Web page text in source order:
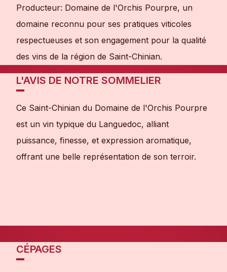
Producteur: Domaine de l'Orchis Pourpre, un
domaine reconnu pour ses pratiques viticoles
respectueuses et son engagement pour la qualité
des vins de la région de Saint-Chinian.
L'AVIS DE NOTRE SOMMELIER
Ce Saint-Chinian du Domaine de l'Orchis Pourpre
est un vin typique du Languedoc, alliant
puissance, finesse, et expression aromatique,
offrant une belle représentation de son terroir.
CÉPAGES